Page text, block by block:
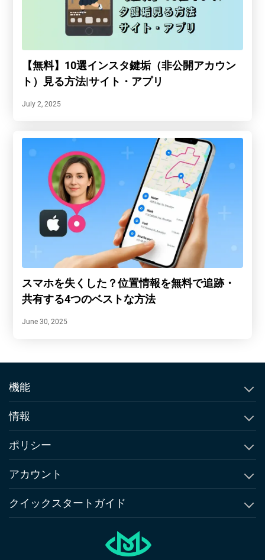
【無料】10選インスタ鍵垢（非公開アカウン
ト）見る方法|サイト・アプリ
July 2, 2025
スマホを失くした？位置情報を無料で追跡・
共有する4つのベストな方法
June 30, 2025
機能
通話履歴確認
SMSトラッカー
GPSジオフェンシング
情報
Msafelyについて
Msafelyのニュースルーム
ポリシー
EULA
返金ポリシー
プライバシーポリシー
アカウント
アカウントの作成
クイックスタートガイド